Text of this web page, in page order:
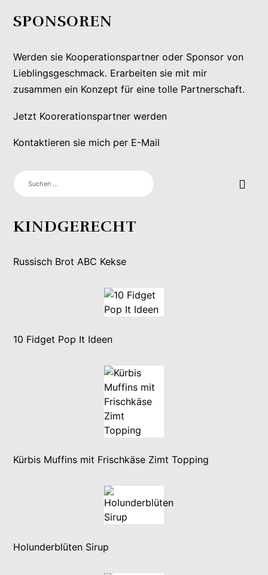
SPONSOREN
Werden sie Kooperationspartner oder Sponsor von
Lieblingsgeschmack. Erarbeiten sie mit mir
zusammen ein Konzept für eine tolle Partnerschaft.
Jetzt Koorerationspartner werden
Kontaktieren sie mich per E-Mail
SUCHEN
NACH:
KINDGERECHT
Russisch Brot ABC Kekse
10 Fidget Pop It Ideen
Kürbis Muffins mit Frischkäse Zimt Topping
Holunderblüten Sirup